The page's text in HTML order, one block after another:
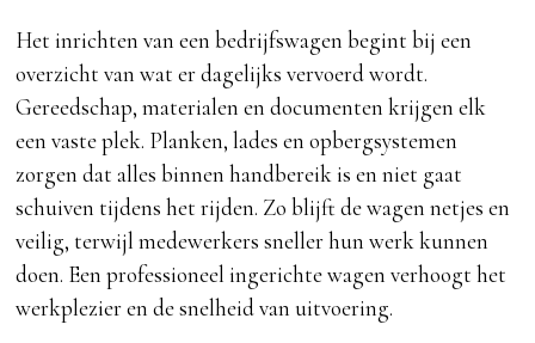
Het inrichten van een bedrijfswagen begint bij een
overzicht van wat er dagelijks vervoerd wordt.
Gereedschap, materialen en documenten krijgen elk
een vaste plek. Planken, lades en opbergsystemen
zorgen dat alles binnen handbereik is en niet gaat
schuiven tijdens het rijden. Zo blijft de wagen netjes en
veilig, terwijl medewerkers sneller hun werk kunnen
doen. Een professioneel ingerichte wagen verhoogt het
werkplezier en de snelheid van uitvoering.